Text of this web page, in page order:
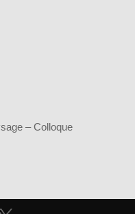
– Colloque